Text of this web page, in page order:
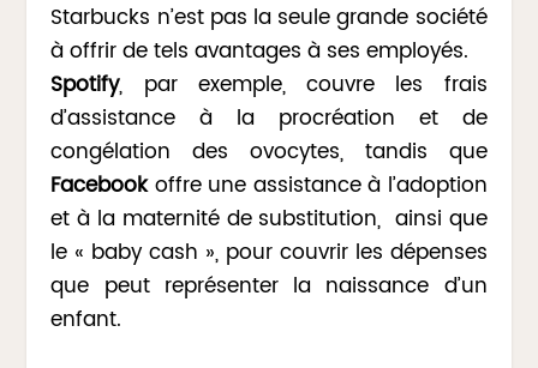
Starbucks n’est pas la seule grande société
à offrir de tels avantages à ses employés.
Spotify, par exemple, couvre les frais
d’assistance à la procréation et de
congélation des ovocytes, tandis que
Facebookoffre une assistance à l’adoption
et à la maternité de substitution, ainsi que
le « baby cash », pour couvrir les dépenses
que peut représenter la naissance d’un
enfant.